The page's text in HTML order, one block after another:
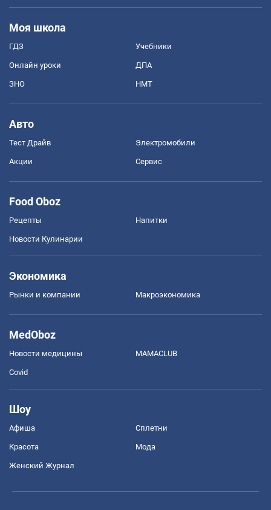
Моя школа
ГДЗ Учебники
Онлайн уроки ДПА
ЗНО НМТ
Авто
Тест Драйв Электромобили
Акции Сервис
Food Oboz
Рецепты Напитки
Новости Кулинарии
Экономика
Рынки и компании Mакроэкономика
MedOboz
Новости медицины MAMACLUB
Covid
Шоу
Афиша Сплетни
Красота Мода
Женский Журнал